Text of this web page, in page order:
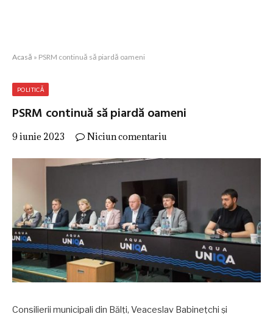
Acasă » PSRM continuă să piardă oameni
POLITICĂ
PSRM continuă să piardă oameni
9 iunie 2023 Niciun comentariu
Consilierii municipali din Bălți, Veaceslav Babinețchi și